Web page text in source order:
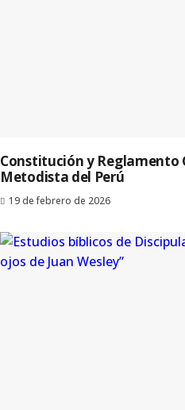
Constitución y Reglamento
Metodista del Perú
19 de febrero de 2026